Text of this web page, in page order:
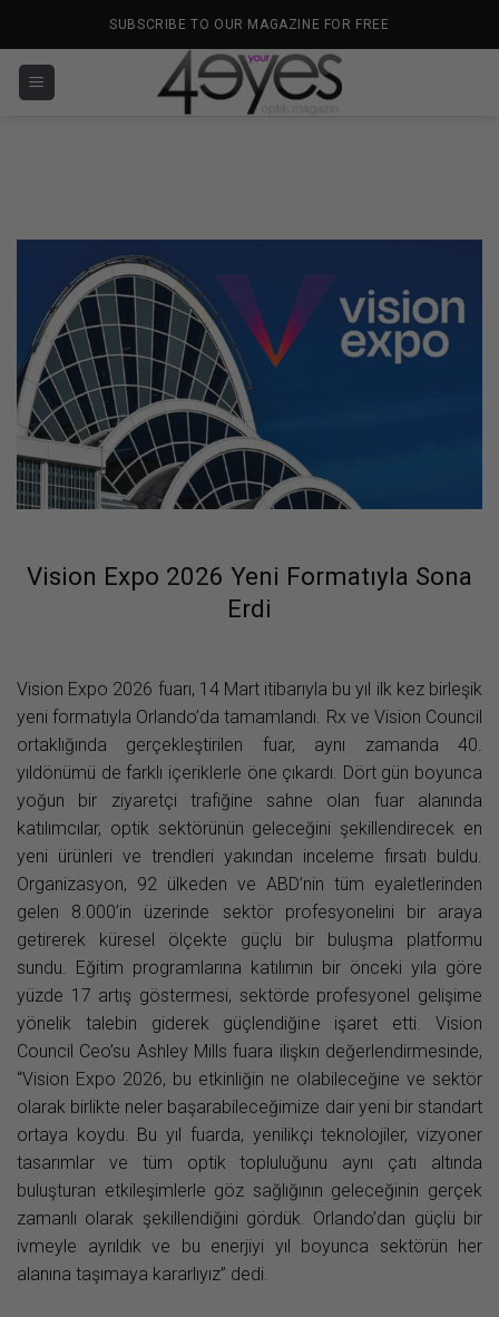
SUBSCRIBE TO OUR MAGAZINE FOR FREE
Vision Expo 2026 Yeni Formatıyla Sona
Erdi
Vision Expo 2026 fuarı, 14 Mart itibarıyla bu yıl ilk kez birleşik
yeni formatıyla Orlando’da tamamlandı. Rx ve Vision Council
ortaklığında gerçekleştirilen fuar, aynı zamanda 40.
yıldönümü de farklı içeriklerle öne çıkardı. Dört gün boyunca
yoğun bir ziyaretçi trafiğine sahne olan fuar alanında
katılımcılar, optik sektörünün geleceğini şekillendirecek en
yeni ürünleri ve trendleri yakından inceleme fırsatı buldu.
Organizasyon, 92 ülkeden ve ABD’nin tüm eyaletlerinden
gelen 8.000’in üzerinde sektör profesyonelini bir araya
getirerek küresel ölçekte güçlü bir buluşma platformu
sundu. Eğitim programlarına katılımın bir önceki yıla göre
yüzde 17 artış göstermesi, sektörde profesyonel gelişime
yönelik talebin giderek güçlendiğine işaret etti. Vision
Council Ceo’su Ashley Mills fuara ilişkin değerlendirmesinde,
“Vision Expo 2026, bu etkinliğin ne olabileceğine ve sektör
olarak birlikte neler başarabileceğimize dair yeni bir standart
ortaya koydu. Bu yıl fuarda, yenilikçi teknolojiler, vizyoner
tasarımlar ve tüm optik topluluğunu aynı çatı altında
buluşturan etkileşimlerle göz sağlığının geleceğinin gerçek
zamanlı olarak şekillendiğini gördük. Orlando’dan güçlü bir
ivmeyle ayrıldık ve bu enerjiyi yıl boyunca sektörün her
alanına taşımaya kararlıyız” dedi.